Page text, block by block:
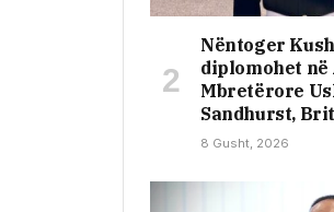
Nëntoger
diplomohet në
Mbretërore
Sandhurst,
8 Gusht, 2026